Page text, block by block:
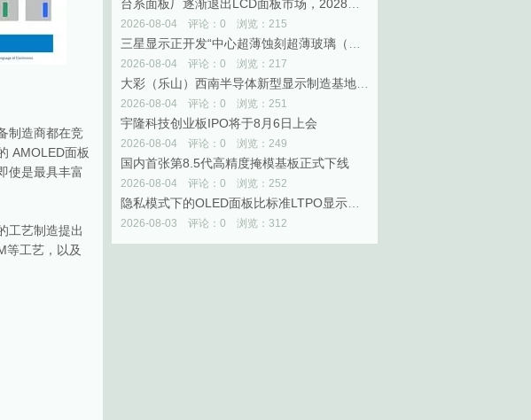
制造商都在竞
AMOLED面板
使是最具丰富
工艺制造提出
等工艺，以及
2026-08-04 评论：0 浏览：215
2026-08-04 评论：0 浏览：217
2026-08-04 评论：0 浏览：251
宇隆科技创业板IPO将于8月6日上会
2026-08-04 评论：0 浏览：249
国内首张第8.5代高精度掩模基板正式下线
2026-08-04 评论：0 浏览：252
2026-08-03 评论：0 浏览：312